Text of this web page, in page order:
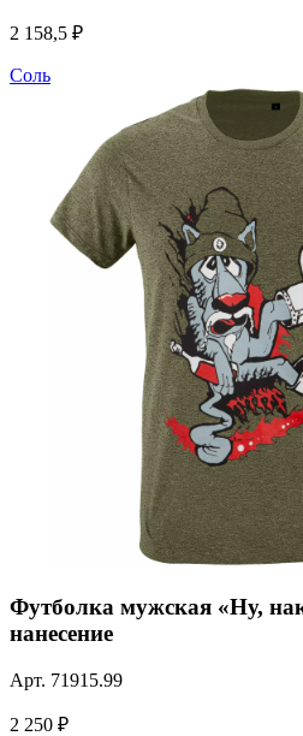
2 158,5 ₽
Соль
Футболка мужская «Ну,
нанесение
Арт. 71915.99
2 250 ₽